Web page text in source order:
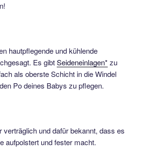
hautpflegende und kühlende
Es gibtSeideneinlagen* zu
als oberste Schicht in die Windel
Po deines Babys zu pflegen.
verträglich und dafür bekannt, dass es
aufpolstert und fester macht.